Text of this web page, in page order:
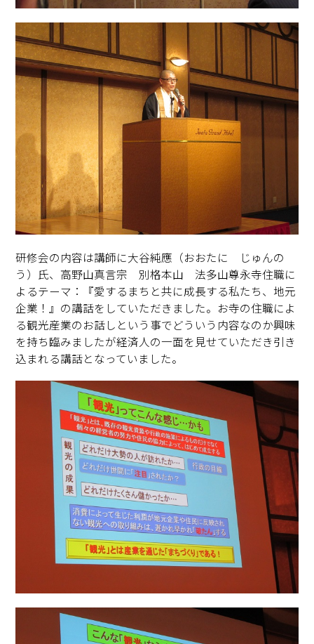
研修会の内容は講師に大谷純應（おおたに じゅんの
う）氏、高野山真言宗 別格本山 法多山尊永寺住職に
よるテーマ：『愛するまちと共に成長する私たち、地元
企業！』の講話をしていただきました。お寺の住職によ
る観光産業のお話しという事でどういう内容なのか興味
を持ち臨みましたが経済人の一面を見せていただき引き
込まれる講話となっていました。